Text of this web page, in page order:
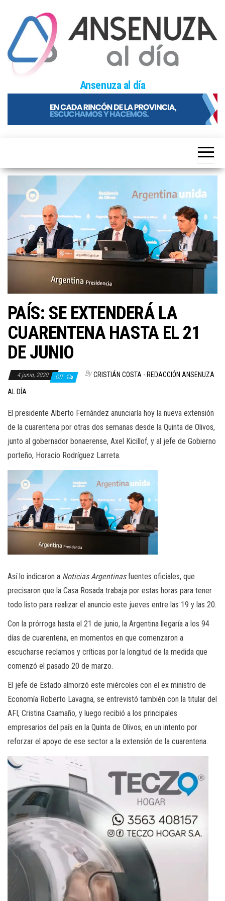
content
Ansenuza al día
PAÍS: SE EXTENDERÁ LA
CUARENTENA HASTA EL 21
DE JUNIO
4 junio, 2020 Off By CRISTIÁN COSTA - REDACCIÓN ANSENUZA
AL DÍA
El presidente Alberto Fernández anunciaría hoy la nueva extensión
de la cuarentena por otras dos semanas desde la Quinta de Olivos,
junto al gobernador bonaerense, Axel Kicillof, y al jefe de Gobierno
porteño, Horacio Rodríguez Larreta.
Así lo indicaron a Noticias Argentinasfuentes oficiales, que
precisaron que la Casa Rosada trabaja por estas horas para tener
todo listo para realizar el anuncio este jueves entre las 19 y las 20.
Con la prórroga hasta el 21 de junio, la Argentina llegaría a los 94
días de cuarentena, en momentos en que comenzaron a
escucharse reclamos y críticas por la longitud de la medida que
comenzó el pasado 20 de marzo.
El jefe de Estado almorzó este miércoles con el ex ministro de
Economía Roberto Lavagna, se entrevistó también con la titular del
AFI, Cristina Caamaño, y luego recibió a los principales
empresarios del país en la Quinta de Olivos, en un intento por
reforzar el apoyo de ese sector a la extensión de la cuarentena.